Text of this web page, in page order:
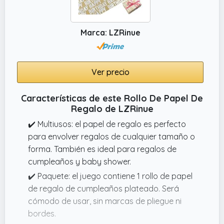
estilo de diseño lindo y vivo. Este papel de
Marca: LZRinue
Ver precio
Características de este Rollo De Papel De
Regalo de LZRinue
✔️ Multiusos: el papel de regalo es perfecto
para envolver regalos de cualquier tamaño o
forma. También es ideal para regalos de
cumpleaños y baby shower.
✔️ Paquete: el juego contiene 1 rollo de papel
de regalo de cumpleaños plateado. Será
cómodo de usar, sin marcas de pliegue ni
bordes.